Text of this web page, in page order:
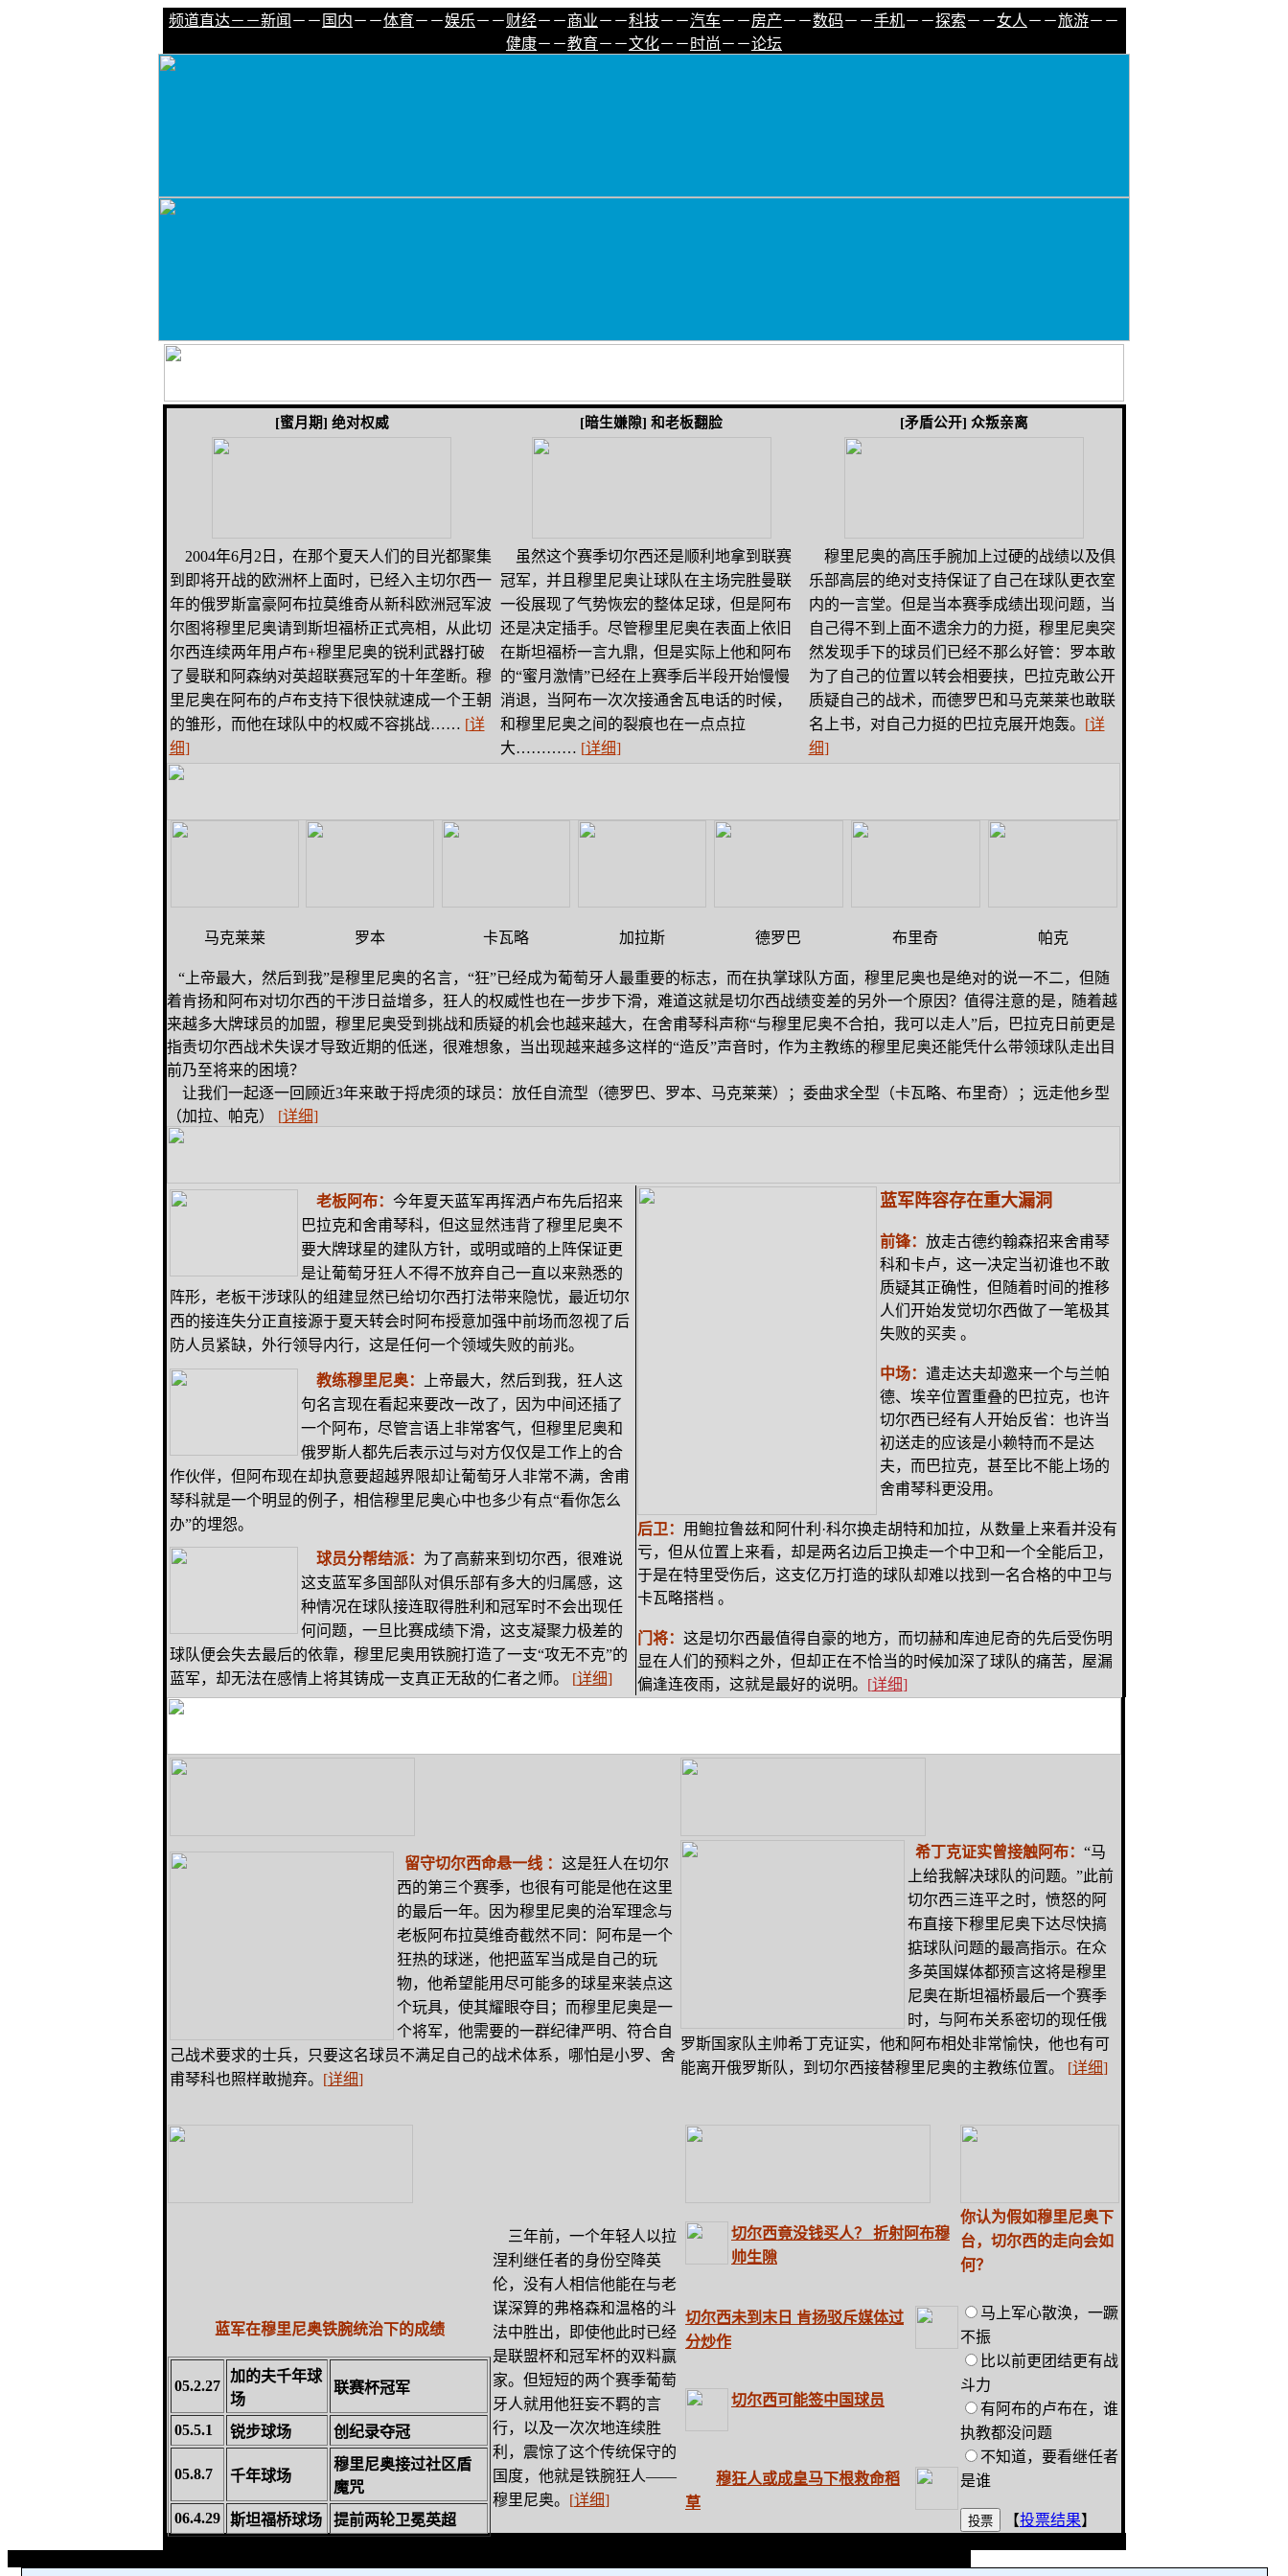
频道直达－－新闻 －－ 国内－－体育－－娱乐－－财经－－商业－－科技－－汽车－－房产－－数码－－手机－－探索－－女人 －－旅游－－
健康－－教育－－文化－－ 时尚－－论坛
[蜜月期] 绝对权威 [暗生嫌隙] 和老板翻脸 [矛盾公开] 众叛亲离
2004年6月2日，在那个夏天人们的目光都聚集
到即将开战的欧洲杯上面时，已经入主切尔西一
年的俄罗斯富豪阿布拉莫维奇从新科欧洲冠军波
尔图将穆里尼奥请到斯坦福桥正式亮相，从此切
尔西连续两年用卢布+穆里尼奥的锐利武器打破
了曼联和阿森纳对英超联赛冠军的十年垄断。穆
里尼奥在阿布的卢布支持下很快就速成一个王朝
的雏形，而他在球队中的权威不容挑战…… [详
细]
虽然这个赛季切尔西还是顺利地拿到联赛
冠军，并且穆里尼奥让球队在主场完胜曼联
一役展现了气势恢宏的整体足球，但是阿布
还是决定插手。尽管穆里尼奥在表面上依旧
在斯坦福桥一言九鼎，但是实际上他和阿布
的“蜜月激情”已经在上赛季后半段开始慢慢
消退，当阿布一次次接通舍瓦电话的时候，
和穆里尼奥之间的裂痕也在一点点拉
大………… [详细]
穆里尼奥的高压手腕加上过硬的战绩以及俱
乐部高层的绝对支持保证了自己在球队更衣室
内的一言堂。但是当本赛季成绩出现问题，当
自己得不到上面不遗余力的力挺，穆里尼奥突
然发现手下的球员们已经不那么好管：罗本敢
为了自己的位置以转会相要挟，巴拉克敢公开
质疑自己的战术，而德罗巴和马克莱莱也敢联
名上书，对自己力挺的巴拉克展开炮轰。 [详
细]
马克莱莱 罗本 卡瓦略 加拉斯 德罗巴 布里奇 帕克
“上帝最大，然后到我”是穆里尼奥的名言，“狂”已经成为葡萄牙人最重要的标志，而在执掌球队方面，穆里尼奥也是绝对的说一不二，但随
着肯扬和阿布对切尔西的干涉日益增多，狂人的权威性也在一步步下滑，难道这就是切尔西战绩变差的另外一个原因？值得注意的是，随着越
来越多大牌球员的加盟，穆里尼奥受到挑战和质疑的机会也越来越大，在舍甫琴科声称“与穆里尼奥不合拍，我可以走人”后，巴拉克日前更是
指责切尔西战术失误才导致近期的低迷，很难想象，当出现越来越多这样的“造反”声音时，作为主教练的穆里尼奥还能凭什么带领球队走出目
前乃至将来的困境？
让我们一起逐一回顾近3年来敢于捋虎须的球员：放任自流型（德罗巴、罗本、马克莱莱）；委曲求全型（卡瓦略、布里奇）；远走他乡型
（加拉、帕克） [详细]
老板阿布： 今年夏天蓝军再挥洒卢布先后招来
巴拉克和舍甫琴科，但这显然违背了穆里尼奥不
要大牌球星的建队方针，或明或暗的上阵保证更
是让葡萄牙狂人不得不放弃自己一直以来熟悉的
阵形，老板干涉球队的组建显然已给切尔西打法带来隐忧，最近切尔
西的接连失分正直接源于夏天转会时阿布授意加强中前场而忽视了后
防人员紧缺，外行领导内行，这是任何一个领域失败的前兆。
蓝军阵容存在重大漏洞
前锋： 放走古德约翰森招来舍甫琴
科和卡卢，这一决定当初谁也不敢
质疑其正确性，但随着时间的推移
人们开始发觉切尔西做了一笔极其
失败的买卖 。
中场： 遣走达夫却邀来一个与兰帕
德、埃辛位置重叠的巴拉克，也许
切尔西已经有人开始反省：也许当
初送走的应该是小赖特而不是达
夫，而巴拉克，甚至比不能上场的
舍甫琴科更没用。
后卫： 用鲍拉鲁兹和阿什利·科尔换走胡特和加拉，从数量上来看并没有
亏，但从位置上来看，却是两名边后卫换走一个中卫和一个全能后卫，
于是在特里受伤后，这支亿万打造的球队却难以找到一名合格的中卫与
卡瓦略搭档 。
门将： 这是切尔西最值得自豪的地方，而切赫和库迪尼奇的先后受伤明
显在人们的预料之外，但却正在不恰当的时候加深了球队的痛苦，屋漏
偏逢连夜雨，这就是最好的说明。 [详细]
教练穆里尼奥：
上帝最大，然后到我，狂人这
句名言现在看起来要改一改了，因为中间还插了
一个阿布，尽管言语上非常客气，但穆里尼奥和
俄罗斯人都先后表示过与对方仅仅是工作上的合
作伙伴，但阿布现在却执意要超越界限却让葡萄牙人非常不满，舍甫
琴科就是一个明显的例子，相信穆里尼奥心中也多少有点“看你怎么
办”的埋怨。
球员分帮结派： 为了高薪来到切尔西，很难说
这支蓝军多国部队对俱乐部有多大的归属感，这
种情况在球队接连取得胜利和冠军时不会出现任
何问题，一旦比赛成绩下滑，这支凝聚力极差的
球队便会失去最后的依靠，穆里尼奥用铁腕打造了一支“攻无不克”的
蓝军，却无法在感情上将其铸成一支真正无敌的仁者之师。 [详细]
留守切尔西命悬一线 ： 这是狂人在切尔
西的第三个赛季，也很有可能是他在这里
的最后一年。因为穆里尼奥的治军理念与
老板阿布拉莫维奇截然不同：阿布是一个
狂热的球迷，他把蓝军当成是自己的玩
物，他希望能用尽可能多的球星来装点这
个玩具，使其耀眼夺目；而穆里尼奥是一
个将军，他需要的一群纪律严明、符合自
己战术要求的士兵，只要这名球员不满足自己的战术体系，哪怕是小罗、舍
甫琴科也照样敢抛弃。 [详细]
希丁克证实曾接触阿布： “马
上给我解决球队的问题。”此前
切尔西三连平之时，愤怒的阿
布直接下穆里尼奥下达尽快搞
掂球队问题的最高指示。在众
多英国媒体都预言这将是穆里
尼奥在斯坦福桥最后一个赛季
时，与阿布关系密切的现任俄
罗斯国家队主帅希丁克证实，他和阿布相处非常愉快，他也有可
能离开俄罗斯队，到切尔西接替穆里尼奥的主教练位置。 [详细]
蓝军在穆里尼奥铁腕统治下的成绩
05.2.27
加的夫千年球
场
联赛杯冠军
05.5.1 锐步球场 创纪录夺冠
05.8.7 千年球场
穆里尼奥接过社区盾
魔咒
06.4.29 斯坦福桥球场 提前两轮卫冕英超
三年前，一个年轻人以拉
涅利继任者的身份空降英
伦，没有人相信他能在与老
谋深算的弗格森和温格的斗
法中胜出，即使他此时已经
是联盟杯和冠军杯的双料赢
家。但短短的两个赛季葡萄
牙人就用他狂妄不羁的言
行，以及一次次地连续胜
利，震惊了这个传统保守的
国度，他就是铁腕狂人——
穆里尼奥。 [详细]
切尔西竟没钱买人？ 折射阿布穆
帅生隙
你认为假如穆里尼奥下
台，切尔西的走向会如
何？
马上军心散涣，一蹶
不振
比以前更团结更有战
斗力
有阿布的卢布在，谁
执教都没问题
不知道，要看继任者
是谁
【投票结果】
切尔西未到末日 肯扬驳斥媒体过
分炒作
切尔西可能签中国球员
穆狂人或成皇马下根救命稻
草